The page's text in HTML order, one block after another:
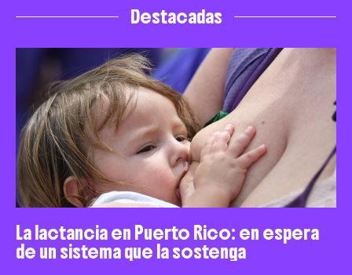
Destacadas
La lactancia en Puerto Rico: en espera
de un sistema que la sostenga